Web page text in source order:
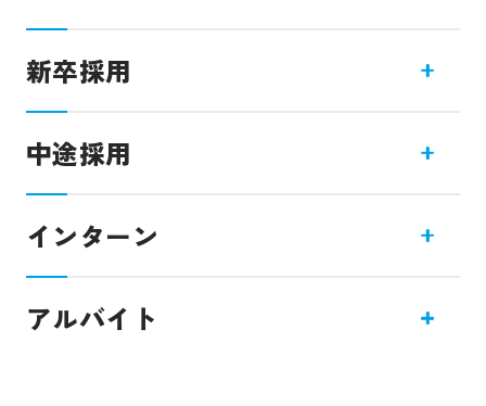
新卒採用
28卒丨地方創生を目指すグランピング施設
の経営（地方創生事業）
28卒丨地方創生を目指すグランピング施設
の運営（地方創生事業）
中途採用
インターン
アルバイト